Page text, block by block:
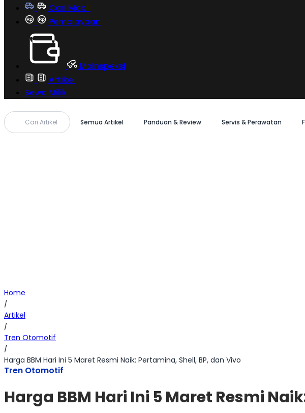
Cari Mobil
Pembiayaan
MoInspeksi
Artikel
Sewa Milik
Cari Artikel Semua Artikel Panduan & Review Servis & Perawatan
Home
/
Artikel
/
Tren Otomotif
/
Harga BBM Hari Ini 5 Maret Resmi Naik: Pertamina, Shell, BP, dan Vivo
Tren Otomotif
Harga BBM Hari Ini 5 Maret Resmi